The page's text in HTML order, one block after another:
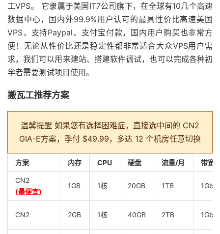
工VPS。 它隶属于美国IT7公司旗下，在全球有10几个高速
数据中心，国内外99.9%用户认可的最具性价比高速美国
VPS，支持Paypal、支付宝付款，国内用户购买也非常方
便！无论从性价比还是稳定性都非常适合大众VPS用户需
求，我们可以用来建站、搭建软件调试，也可以完成各种初
学者需要测试项目使用。
搬瓦工推荐方案
温馨提醒 如果您有选择困难症，直接选中间的 CN2
GIA-E方案，季付 $49.99，多达 12 个机房任意切换
方案 内存 CPU 硬盘 流量/月 带宽
CN2
(最便宜)
1GB 1核 20GB 1TB
CN2 2GB 1核 40GB 2TB